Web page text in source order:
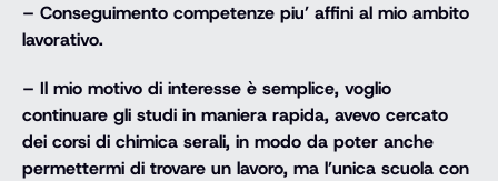
– Conseguimento competenze piu’ affini al mio ambito
lavorativo.
– Il mio motivo di interesse è semplice, voglio
continuare gli studi in maniera rapida, avevo cercato
dei corsi di chimica serali, in modo da poter anche
permettermi di trovare un lavoro, ma l’unica scuola con